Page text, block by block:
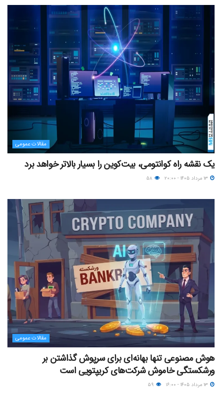
مقالات عمومی
یک نقشه راه کوانتومی، بیت‌کوین را بسیار بالاتر خواهد برد
مقالات عمومی
هوش مصنوعی تنها بهانه‌ای برای سرپوش گذاشتن بر
ورشکستگی خاموش شرکت‌های کریپتویی است